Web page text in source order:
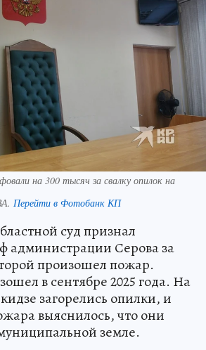
на 300 тысяч за свалку опилок на
Перейти в Фотобанк КП
суд признал
администрации Серова за
произошел пожар.
в сентябре 2025 года. На
загорелись опилки, и
выяснилось, что они
земле.